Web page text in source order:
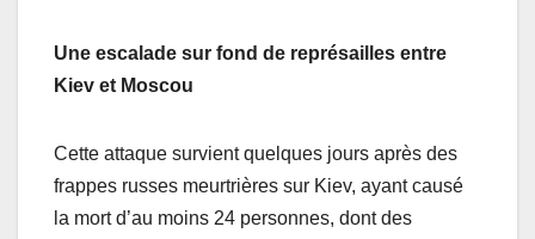
Une escalade sur fond de représailles entre
Kiev et Moscou
Cette attaque survient quelques jours après des
frappes russes meurtrières sur Kiev, ayant causé
la mort d’au moins 24 personnes, dont des